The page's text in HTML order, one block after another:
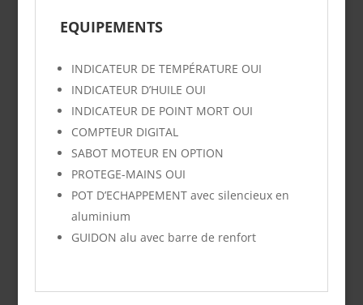
EQUIPEMENTS
INDICATEUR DE TEMPÉRATURE OUI
INDICATEUR D’HUILE OUI
INDICATEUR DE POINT MORT OUI
COMPTEUR DIGITAL
SABOT MOTEUR EN OPTION
PROTEGE-MAINS OUI
POT D’ECHAPPEMENT avec silencieux en
aluminium
GUIDON alu avec barre de renfort